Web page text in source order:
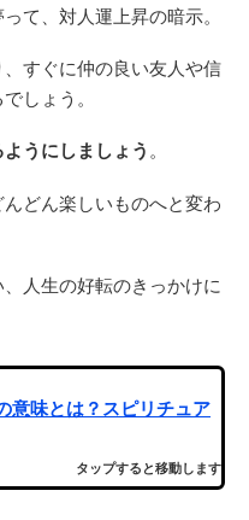
て、対人運上昇の暗示。
すぐに仲の良い友人や信
しょう。
うにしましょう 。
どん楽しいものへと変わ
人生の好転のきっかけに
意味とは？スピリチュア
タップすると移動します